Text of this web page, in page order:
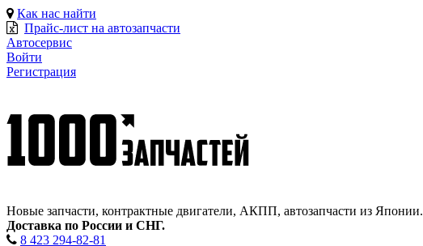
Как нас найти
Прайс-лист на автозапчасти
Автосервис
Войти
Регистрация
Новые запчасти, контрактные двигатели, АКПП, автозапчасти из Японии.
Доставка по России и СНГ.
8 423 294-82-81